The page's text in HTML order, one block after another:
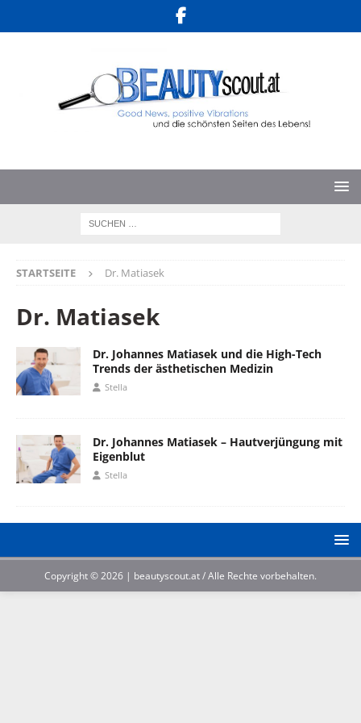
STARTSEITE Dr. Matiasek
Dr. Matiasek
Dr. Johannes Matiasek und die High-Tech
Trends der ästhetischen Medizin
Stella
Dr. Johannes Matiasek – Hautverjüngung mit
Eigenblut
Stella
Copyright © 2026 | beautyscout.at / Alle Rechte vorbehalten.